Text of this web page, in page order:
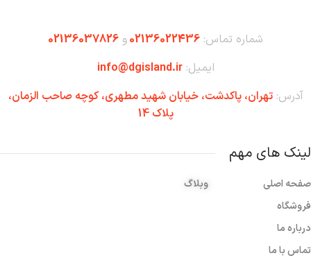
شماره تماس: 02136022436و 02136037826
ایمیل:info@dgisland.ir
آدرس:تهران،‌ پاکدشت، خیابان شهید مطهری، کوچه صاحب الزمان،
پلاک 14
لینک های مهم
صفحه اصلی
فروشگاه
درباره ما
تماس با ما
وبلاگ